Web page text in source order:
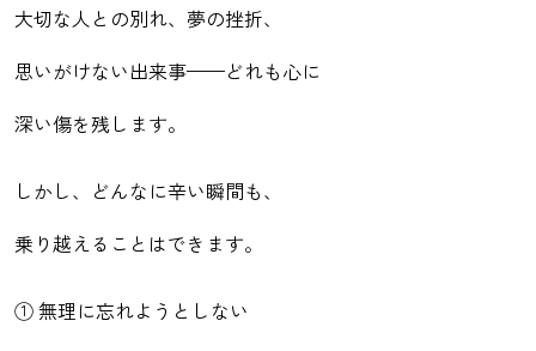
大切な人との別れ、夢の挫折、
思いがけない出来事——どれも心に
深い傷を残します。
しかし、どんなに辛い瞬間も、
乗り越えることはできます。
① 無理に忘れようとしない